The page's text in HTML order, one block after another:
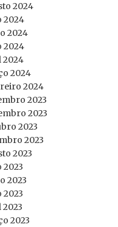
2024
2024
2024
2024
2024
2024
2024
2023
2023
2023
2023
2023
2023
2023
2023
2023